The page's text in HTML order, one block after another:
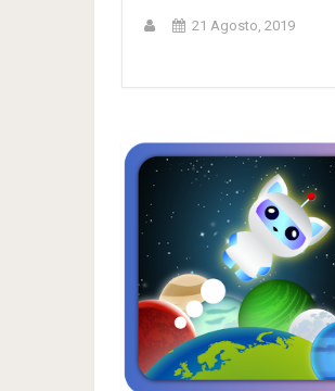
21 Agosto, 2019